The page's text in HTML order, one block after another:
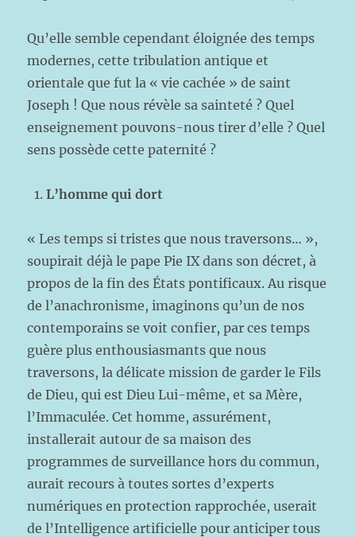
Qu’elle semble cependant éloignée des temps
modernes, cette tribulation antique et
orientale que fut la « vie cachée » de saint
Joseph ! Que nous révèle sa sainteté ? Quel
enseignement pouvons-nous tirer d’elle ? Quel
sens possède cette paternité ?
L’homme qui dort
« Les temps si tristes que nous traversons… »,
soupirait déjà le pape Pie IX dans son décret, à
propos de la fin des États pontificaux. Au risque
de l’anachronisme, imaginons qu’un de nos
contemporains se voit confier, par ces temps
guère plus enthousiasmants que nous
traversons, la délicate mission de garder le Fils
de Dieu, qui est Dieu Lui-même, et sa Mère,
l’Immaculée. Cet homme, assurément,
installerait autour de sa maison des
programmes de surveillance hors du commun,
aurait recours à toutes sortes d’experts
numériques en protection rapprochée, userait
de l’Intelligence artificielle pour anticiper tous